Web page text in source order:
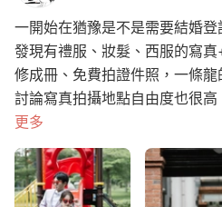
一開始在猶豫是不是需要結婚
發現有禮服、妝髮、西服的寫
修成冊、免費拍證件照，一條
討論寫真拍攝地點自由度也很
更多